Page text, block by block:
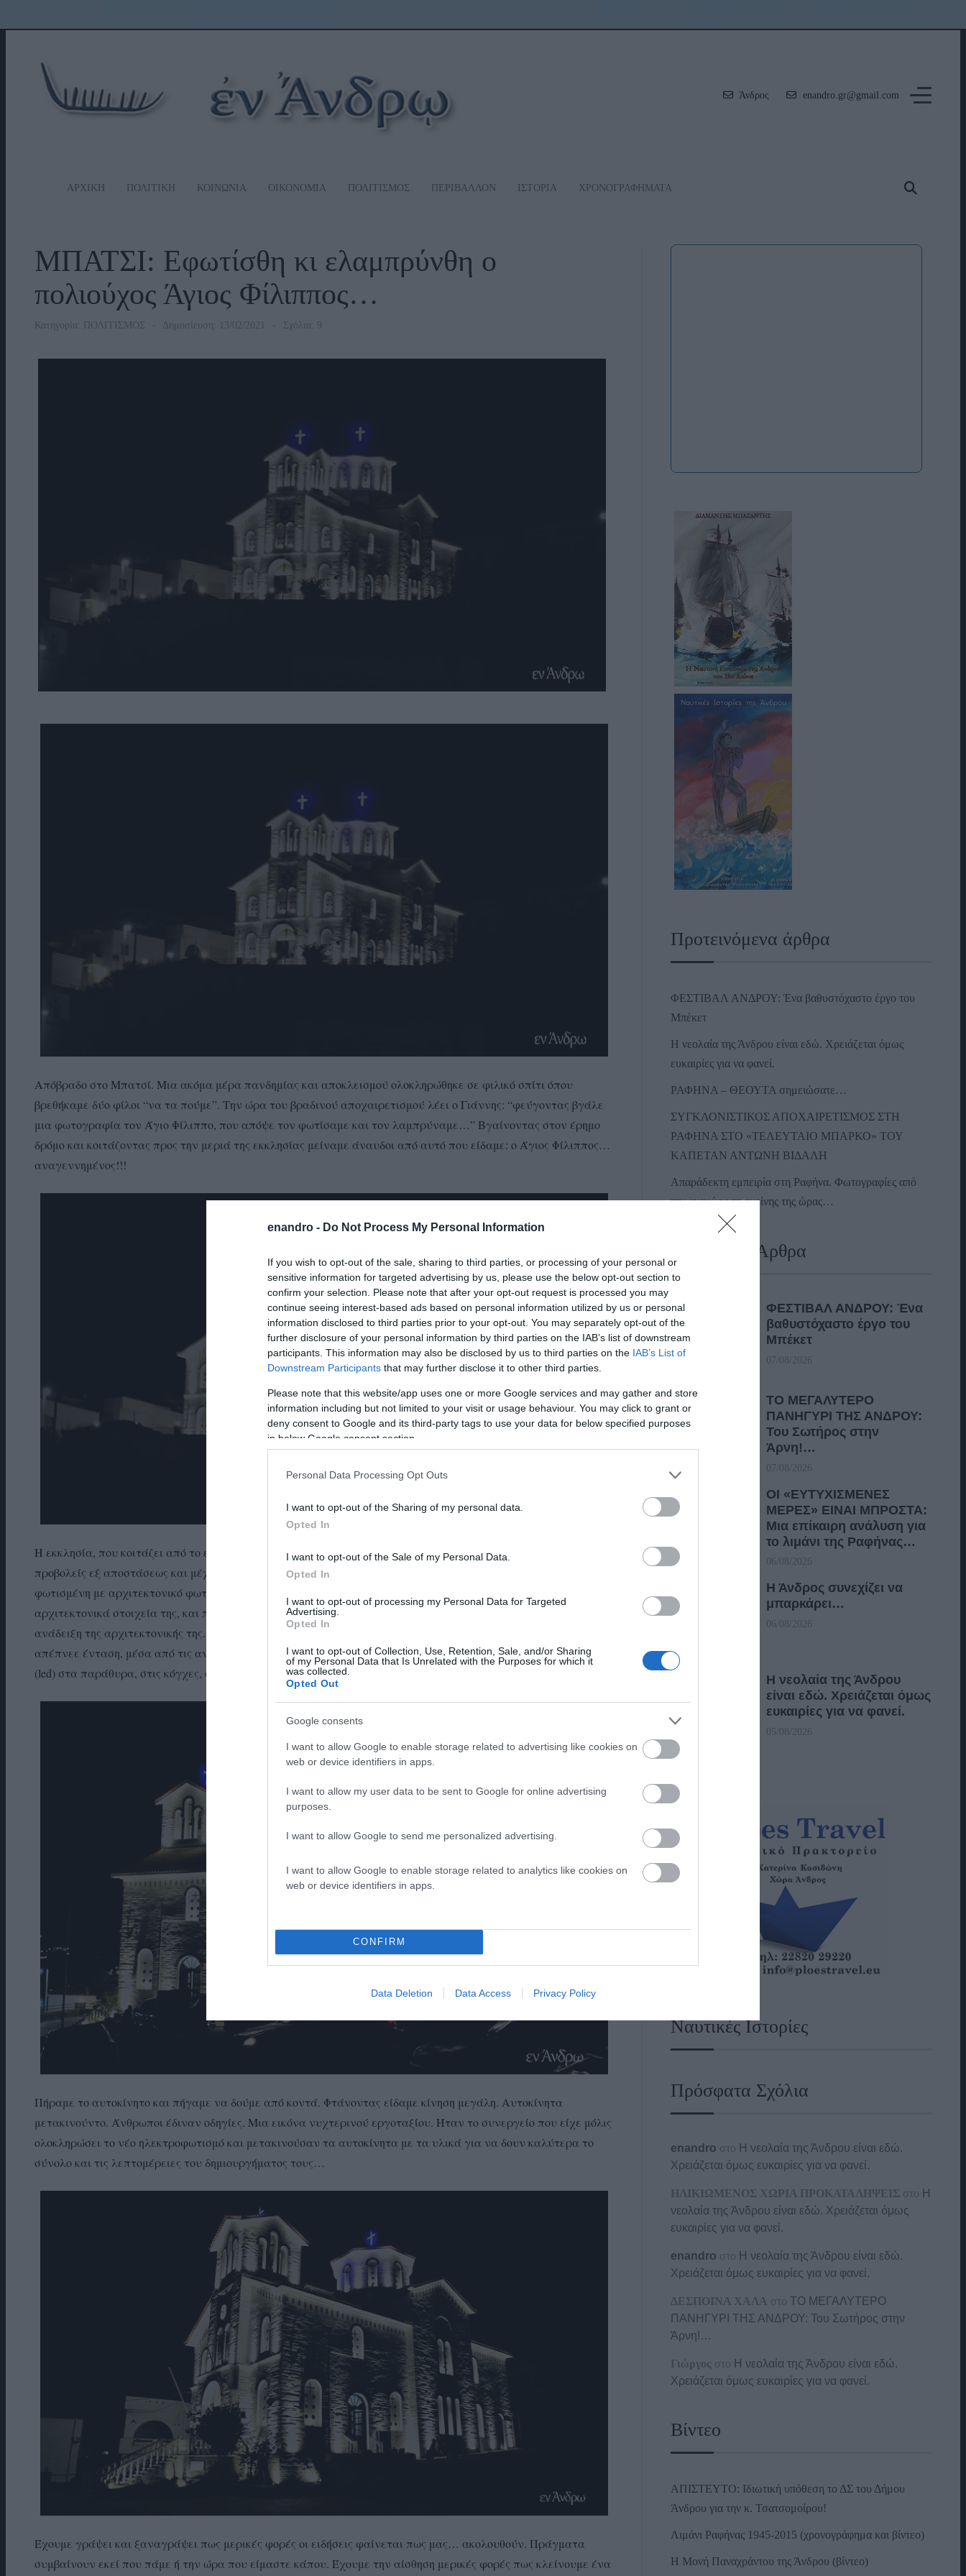
enandro - Do Not Process My Personal Information
If you wish to opt-out of the sale, sharing to third parties, or processing of your personal or
sensitive information for targeted advertising by us, please use the below opt-out section to
confirm your selection. Please note that after your opt-out request is processed you may
continue seeing interest-based ads based on personal information utilized by us or personal
information disclosed to third parties prior to your opt-out. You may separately opt-out of the
further disclosure of your personal information by third parties on the IAB’s list of downstream
participants. This information may also be disclosed by us to third parties on the IAB’s List of
Downstream Participants that may further disclose it to other third parties.
Please note that this website/app uses one or more Google services and may gather and store
information including but not limited to your visit or usage behaviour. You may click to grant or
deny consent to Google and its third-party tags to use your data for below specified purposes
in below Google consent section.
Personal Data Processing Opt Outs
I want to opt-out of the Sharing of my personal data.
Opted In
I want to opt-out of the Sale of my Personal Data.
Opted In
I want to opt-out of processing my Personal Data for Targeted
Advertising.
Opted In
I want to opt-out of Collection, Use, Retention, Sale, and/or Sharing
of my Personal Data that Is Unrelated with the Purposes for which it
was collected.
Opted Out
Google consents
I want to allow Google to enable storage related to advertising like cookies on
web or device identifiers in apps.
I want to allow my user data to be sent to Google for online advertising
purposes.
I want to allow Google to send me personalized advertising.
I want to allow Google to enable storage related to analytics like cookies on
web or device identifiers in apps.
CONFIRM
Data Deletion Data Access Privacy Policy
Άνδρος enandro.gr@gmail.com
ΑΡΧΙΚΗ ΠΟΛΙΤΙΚΗ ΚΟΙΝΩΝΙΑ ΟΙΚΟΝΟΜΙΑ ΠΟΛΙΤΙΣΜΟΣ ΠΕΡΙΒΑΛΛΟΝ ΙΣΤΟΡΙΑ ΧΡΟΝΟΓΡΑΦΗΜΑΤΑ
ΜΠΑΤΣΙ: Εφωτίσθη κι ελαμπρύνθη ο
πολιούχος Άγιος Φίλιππος…
Κατηγορία: ΠΟΛΙΤΙΣΜΟΣ Δημοσίευση: 13/02/2021 Σχόλια: 9
Απόβραδο στο Μπατσί. Μια ακόμα μέρα πανδημίας και αποκλεισμού ολοκληρώθηκε σε φιλικό σπίτι όπου
βρεθήκαμε δύο φίλοι “να τα πούμε”. Την ώρα του βραδινού αποχαιρετισμού λέει ο Γιάννης: “φεύγοντας βγάλε
μια φωτογραφία τον Άγιο Φίλιππο, που απόψε τον φωτίσαμε και τον λαμπρύναμε…” Βγαίνοντας στον έρημο
δρόμο και κοιτάζοντας προς την μεριά της εκκλησίας μείναμε άναυδοι από αυτό που είδαμε: ο Άγιος Φίλιππος…
αναγεννημένος!!!
Η εκκλησία, που κοιτάζει από το επιβλητικό ύψος της το Μπατσί, ήταν μέχρι σήμερα φωταγωγημένη με
προβολείς εξ αποστάσεως και μέχρι χτες έδειχνε απλή, λευκή, φωτεινή μέσα στο σκοτάδι της νύχτας. Ξαφνικά
φωτισμένη με αρχιτεκτονικό φωτισμό πήρε μια εντελώς διαφορετική όψη. Οι έντονες φωτοσκιάσεις, τόνιζαν τα
αρχιτεκτονικά στοιχεία της, και προσέδιναν μια ένταση στο βυζαντινό κτίσμα. Ήταν μια εξπρεσιονιστική
ανάδειξη της αρχιτεκτονικής της. Δεν ήταν πια ο απλός, λευκός, νυχτερινός φωτισμός. Αλλά μια εικόνα που
απέπνεε ένταση, μέσα από τις αντιθέσεις των φωτοσκιάσεων που δημιουργούσαν τα διατεταγμένα φωτιστικά
(led) στα παράθυρα, στις κόγχες, στα καμπαναριά…
Πήραμε το αυτοκίνητο και πήγαμε να δούμε από κοντά. Φτάνοντας είδαμε κίνηση μεγάλη. Αυτοκίνητα
μετακινούντο. Άνθρωποι έδιναν οδηγίες. Μια εικόνα νυχτερινού εργοταξίου. Ήταν το συνεργείο που είχε μόλις
ολοκληρώσει το νέο ηλεκτροφωτισμό και μετακινούσαν τα αυτοκίνητα με τα υλικά για να δουν καλύτερα το
σύνολο και τις λεπτομέρειες του δημιουργήματος τους…
Έχουμε γράψει και ξαναγράψει πως μερικές φορές οι ειδήσεις φαίνεται πως μας… ακολουθούν. Πράγματα
συμβαίνουν εκεί που πάμε ή την ώρα που είμαστε κάπου. Έχουμε την αίσθηση μερικές φορές πως κλείνουμε ένα
Προτεινόμενα άρθρα
ΦΕΣΤΙΒΑΛ ΑΝΔΡΟΥ: Ένα βαθυστόχαστο έργο του
Μπέκετ
Η νεολαία της Άνδρου είναι εδώ. Χρειάζεται όμως
ευκαιρίες για να φανεί.
ΡΑΦΗΝΑ – ΘΕΟΥΤΑ σημειώσατε…
ΣΥΓΚΛΟΝΙΣΤΙΚΟΣ ΑΠΟΧΑΙΡΕΤΙΣΜΟΣ ΣΤΗ
ΡΑΦΗΝΑ ΣΤΟ «ΤΕΛΕΥΤΑΙΟ ΜΠΑΡΚΟ» ΤΟΥ
ΚΑΠΕΤΑΝ ΑΝΤΩΝΗ ΒΙΔΑΛΗ
Απαράδεκτη εμπειρία στη Ραφήνα. Φωτογραφίες από
την αναχώρηση εκείνης της ώρας…
Πρόσφατα Άρθρα
ΦΕΣΤΙΒΑΛ ΑΝΔΡΟΥ: Ένα
βαθυστόχαστο έργο του
Μπέκετ
07/08/2026
ΤΟ ΜΕΓΑΛΥΤΕΡΟ
ΠΑΝΗΓΥΡΙ ΤΗΣ ΑΝΔΡΟΥ:
Του Σωτήρος στην
Άρνη!…
07/08/2026
ΟΙ «ΕΥΤΥΧΙΣΜΕΝΕΣ
ΜΕΡΕΣ» ΕΙΝΑΙ ΜΠΡΟΣΤΑ:
Μια επίκαιρη ανάλυση για
το λιμάνι της Ραφήνας…
06/08/2026
Η Άνδρος συνεχίζει να
μπαρκάρει…
06/08/2026
Η νεολαία της Άνδρου
είναι εδώ. Χρειάζεται όμως
ευκαιρίες για να φανεί.
05/08/2026
Ναυτικές Ιστορίες
Πρόσφατα Σχόλια
enandro στο Η νεολαία της Άνδρου είναι εδώ.
Χρειάζεται όμως ευκαιρίες για να φανεί.
ΗΛΙΚΙΩΜΕΝΟΣ ΧΩΡΙΑ ΠΡΟΚΑΤΑΛΗΨΕΙΣ στο Η
νεολαία της Άνδρου είναι εδώ. Χρειάζεται όμως
ευκαιρίες για να φανεί.
enandro στο Η νεολαία της Άνδρου είναι εδώ.
Χρειάζεται όμως ευκαιρίες για να φανεί.
ΔΕΣΠΟΙΝΑ ΧΑΛΑ στοΤΟ ΜΕΓΑΛΥΤΕΡΟ
ΠΑΝΗΓΥΡΙ ΤΗΣ ΑΝΔΡΟΥ: Του Σωτήρος στην
Άρνη!…
Γιώργος στο Η νεολαία της Άνδρου είναι εδώ.
Χρειάζεται όμως ευκαιρίες για να φανεί.
Βίντεο
ΑΠΙΣΤΕΥΤΟ: Ιδιωτική υπόθεση το ΔΣ του Δήμου
Άνδρου για την κ. Τσατσομοίρου!
Λιμάνι Ραφήνας 1945-2015 (χρονογράφημα και βίντεο)
Η Μονή Παναχράντου της Άνδρου (βίντεο)